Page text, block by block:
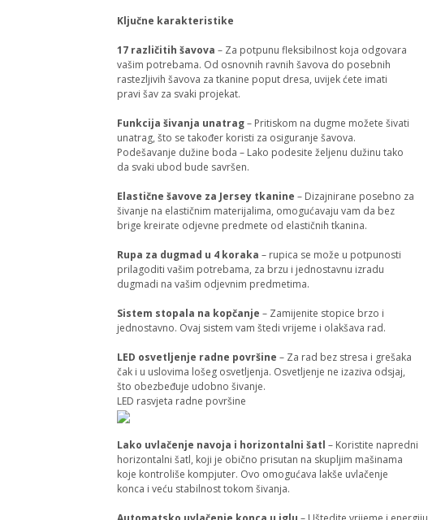
Ključne karakteristike
17 različitih šavova – Za potpunu fleksibilnost koja odgovara
vašim potrebama. Od osnovnih ravnih šavova do posebnih
rastezljivih šavova za tkanine poput dresa, uvijek ćete imati
pravi šav za svaki projekat.
Funkcija šivanja unatrag– Pritiskom na dugme možete šivati ​​
unatrag, što se također koristi za osiguranje šavova.
Podešavanje dužine boda – Lako podesite željenu dužinu tako
da svaki ubod bude savršen.
Elastične šavove za Jersey tkanine – Dizajnirane posebno za
šivanje na elastičnim materijalima, omogućavaju vam da bez
brige kreirate odjevne predmete od elastičnih tkanina.
Rupa za dugmad u 4 koraka – rupica se može u potpunosti
prilagoditi vašim potrebama, za brzu i jednostavnu izradu
dugmadi na vašim odjevnim predmetima.
Sistem stopala na kopčanje – Zamijenite stopice brzo i
jednostavno. Ovaj sistem vam štedi vrijeme i olakšava rad.
LED osvetljenje radne površine – Za rad bez stresa i grešaka
čak i u uslovima lošeg osvetljenja. Osvetljenje ne izaziva odsjaj,
što obezbeđuje udobno šivanje.
LED rasvjeta radne površine
Lako uvlačenje navoja i horizontalni šatl – Koristite napredni
horizontalni šatl, koji je obično prisutan na skupljim mašinama
koje kontroliše kompjuter. Ovo omogućava lakše uvlačenje
konca i veću stabilnost tokom šivanja.